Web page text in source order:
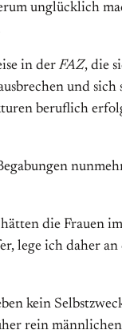
unglücklich
in der FAZ, die
und
beruflich
die Frauen
lege ich daher
kein
rein